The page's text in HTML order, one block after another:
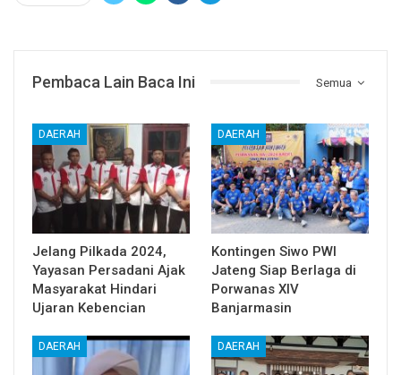
Semua
Pembaca Lain Baca Ini
DAERAH
Jelang Pilkada 2024,
Yayasan Persadani Ajak
Masyarakat Hindari
Ujaran Kebencian
DAERAH
Kontingen Siwo PWI
Jateng Siap Berlaga di
Porwanas XIV
Banjarmasin
DAERAH DAERAH